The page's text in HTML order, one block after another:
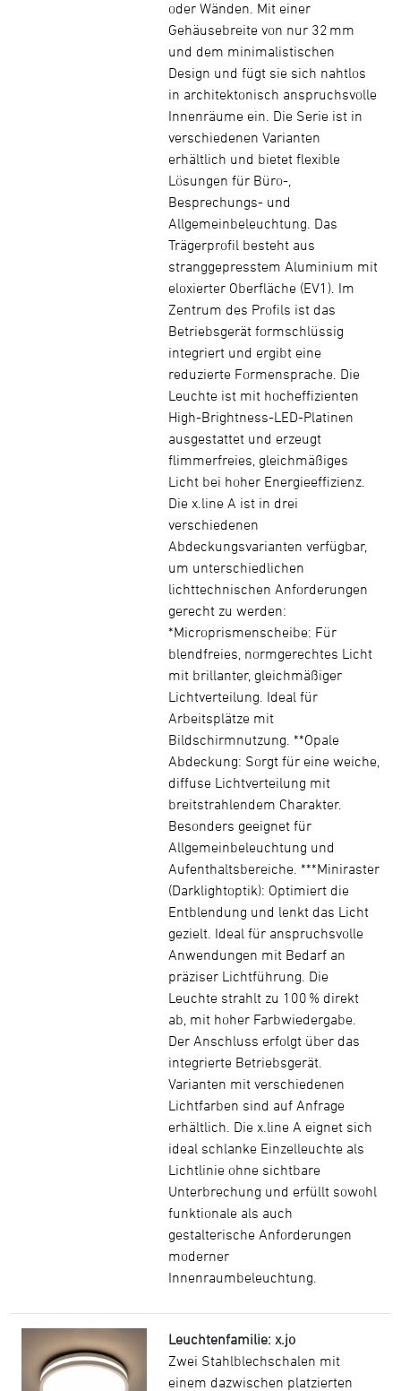
oder Wänden. Mit einer
Gehäusebreite von nur 32 mm
und dem minimalistischen
Design und fügt sie sich nahtlos
in architektonisch anspruchsvolle
Innenräume ein. Die Serie ist in
verschiedenen Varianten
erhältlich und bietet flexible
Lösungen für Büro-,
Besprechungs- und
Allgemeinbeleuchtung. Das
Trägerprofil besteht aus
stranggepresstem Aluminium mit
eloxierter Oberfläche (EV1). Im
Zentrum des Profils ist das
Betriebsgerät formschlüssig
integriert und ergibt eine
reduzierte Formensprache. Die
Leuchte ist mit hocheffizienten
High-Brightness-LED-Platinen
ausgestattet und erzeugt
flimmerfreies, gleichmäßiges
Licht bei hoher Energieeffizienz.
Die x.line A ist in drei
verschiedenen
Abdeckungsvarianten verfügbar,
um unterschiedlichen
lichttechnischen Anforderungen
gerecht zu werden:
*Microprismenscheibe: Für
blendfreies, normgerechtes Licht
mit brillanter, gleichmäßiger
Lichtverteilung. Ideal für
Arbeitsplätze mit
Bildschirmnutzung. **Opale
Abdeckung: Sorgt für eine weiche,
diffuse Lichtverteilung mit
breitstrahlendem Charakter.
Besonders geeignet für
Allgemeinbeleuchtung und
Aufenthaltsbereiche. ***Miniraster
(Darklightoptik): Optimiert die
Entblendung und lenkt das Licht
gezielt. Ideal für anspruchsvolle
Anwendungen mit Bedarf an
präziser Lichtführung. Die
Leuchte strahlt zu 100 % direkt
ab, mit hoher Farbwiedergabe.
Der Anschluss erfolgt über das
integrierte Betriebsgerät.
Varianten mit verschiedenen
Lichtfarben sind auf Anfrage
erhältlich. Die x.line A eignet sich
ideal schlanke Einzelleuchte als
Lichtlinie ohne sichtbare
Unterbrechung und erfüllt sowohl
funktionale als auch
gestalterische Anforderungen
moderner
Innenraumbeleuchtung.
Leuchtenfamilie: x.jo
Zwei Stahlblechschalen mit
einem dazwischen platzierten